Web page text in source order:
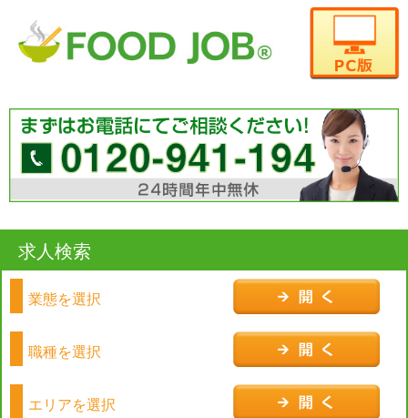
求人検索
業態を選択
職種を選択
エリアを選択